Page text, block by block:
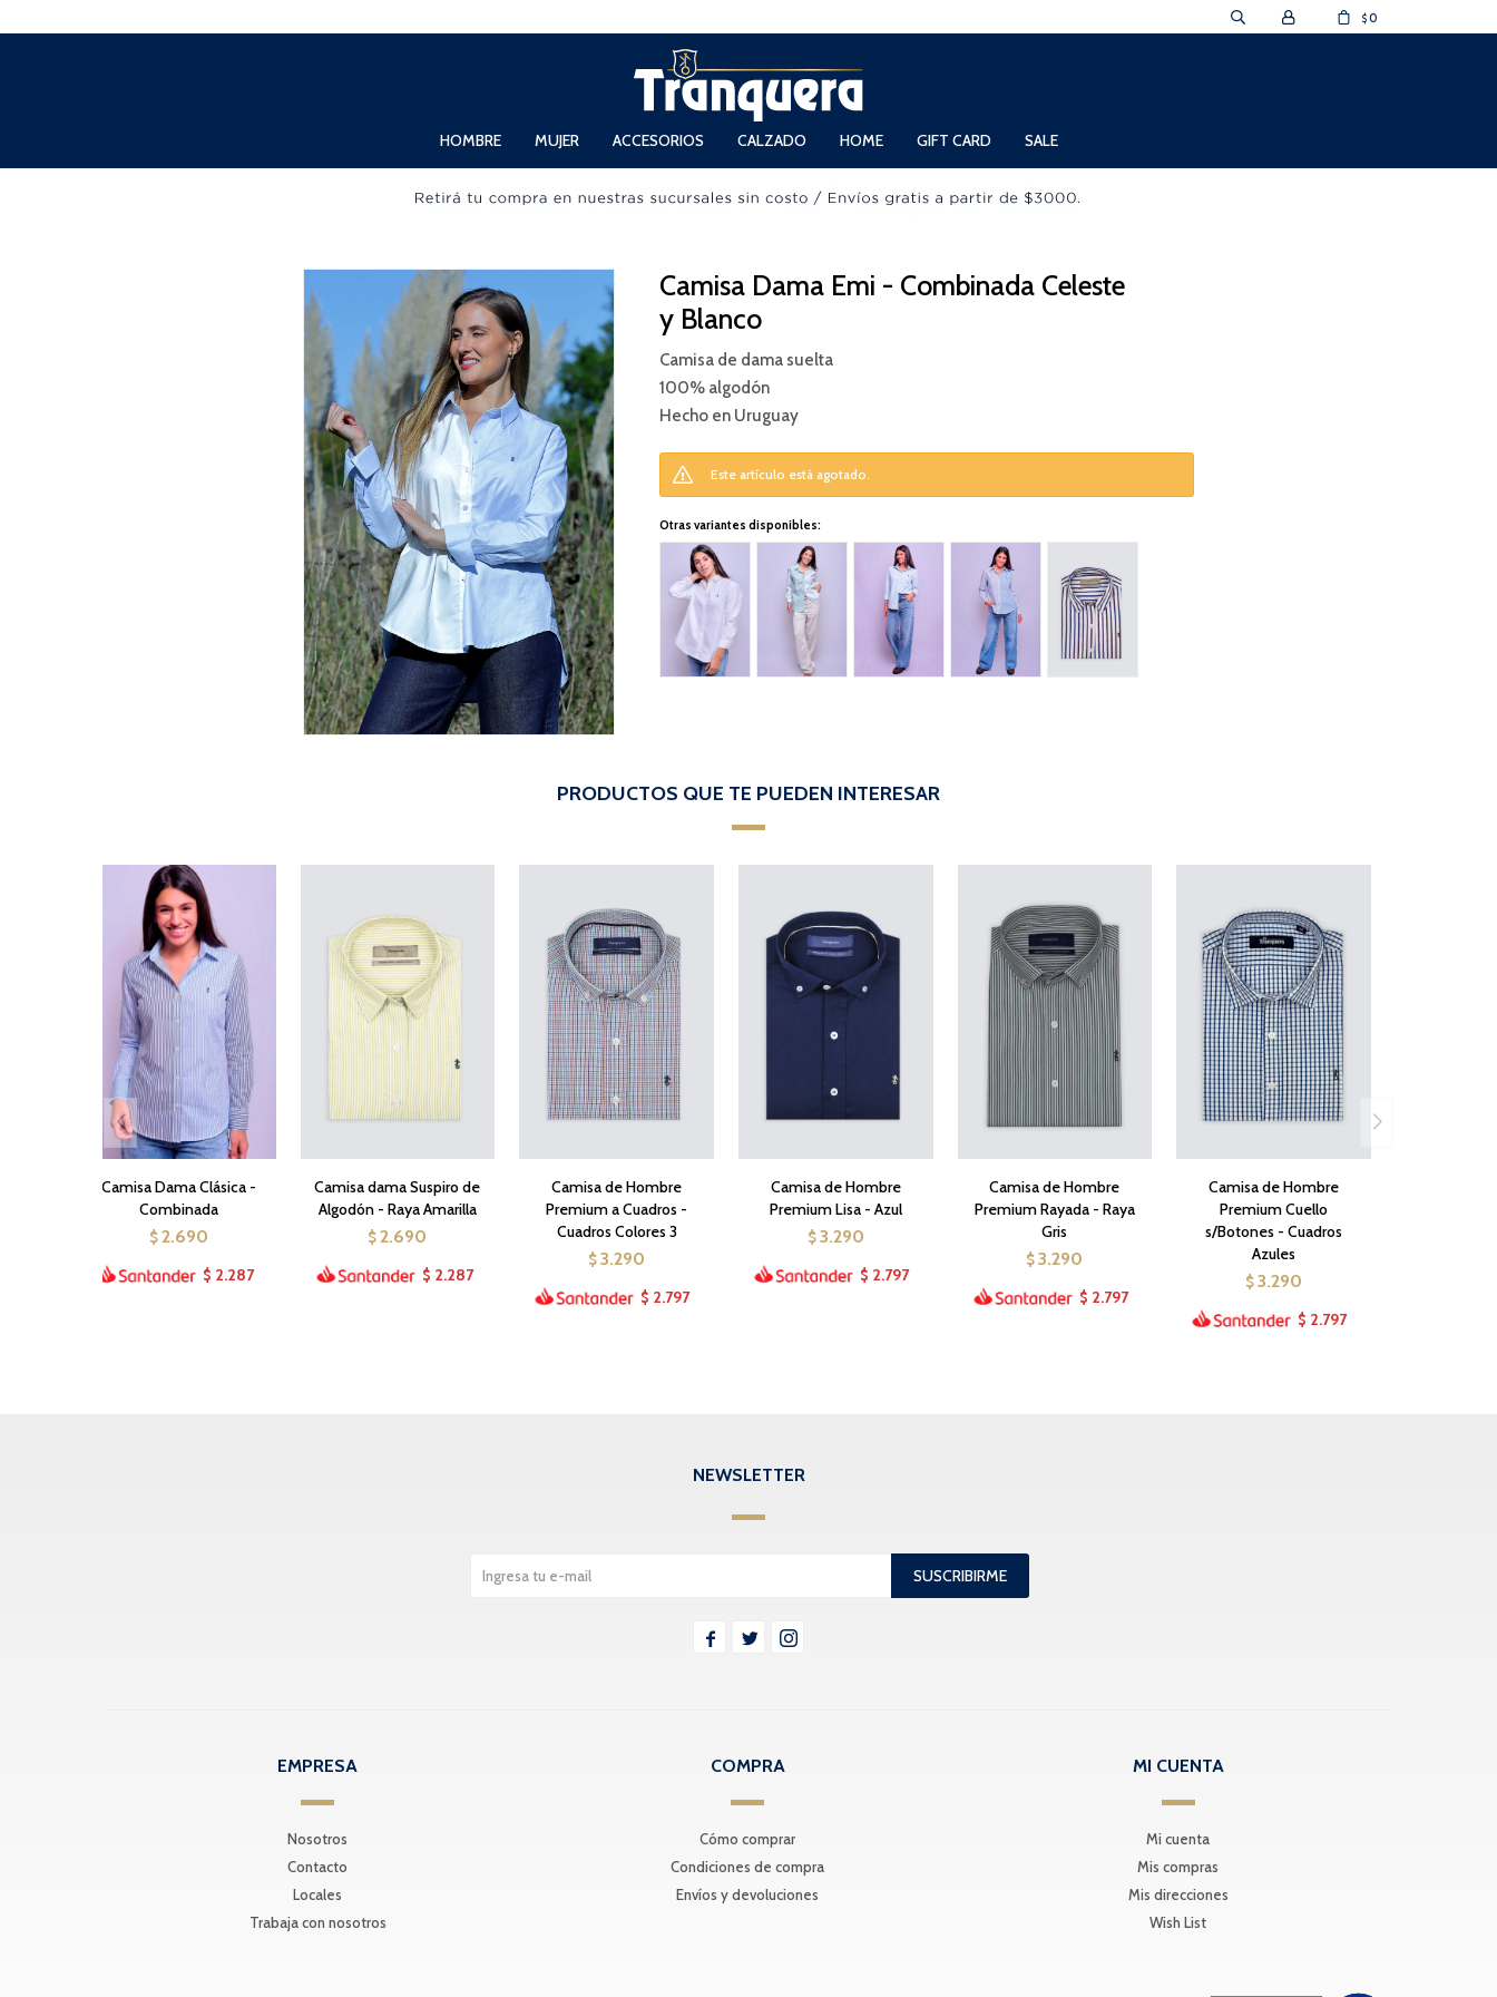
HOMBRE MUJER ACCESORIOS CALZADO HOME GIFT CARD SALE
$ 0
Camisa Dama Emi - Combinada Celeste
y Blanco
Camisa de dama suelta
100% algodón
Hecho en Uruguay
Este artículo está agotado.
Otras variantes disponibles:
PRODUCTOS QUE TE PUEDEN INTERESAR
Camisa Dama Clásica -
Combinada
$ 2.690
$ 2.287
Camisa dama Suspiro de
Algodón - Raya Amarilla
$ 2.690
$ 2.287
Camisa de Hombre
Premium a Cuadros -
Cuadros Colores 3
$ 3.290
$ 2.797
Camisa de Hombre
Premium Lisa - Azul
$ 3.290
$ 2.797
Camisa de Hombre
Premium Rayada - Raya
Gris
$ 3.290
$ 2.797
Camisa de Hombre
Premium Cuello
s/Botones - Cuadros
Azules
$ 3.290
$ 2.797
EMPRESA
Nosotros
Contacto
Locales
Trabaja con nosotros
COMPRA
Cómo comprar
Condiciones de compra
Envíos y devoluciones
MI CUENTA
Mi cuenta
Mis compras
Mis direcciones
Wish List
NEWSLETTER
SUSCRIBIRME
  